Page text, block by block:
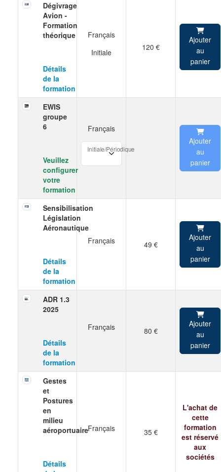
Dégivrage
Avion -
Formation
théorique
Détails
de la
formation
Français
Initiale
120 €
Ajouter
au
panier
EWIS
groupe
6
Veuillez
configurer
votre
formation
Français
Initiale/Périodique
Ajouter
au
panier
Sensibilisation
Législation
Aéronautique
Détails
de la
formation
Français 49 €
Ajouter
au
panier
ADR 1.3
2025
Détails
de la
formation
Français 80 €
Ajouter
au
panier
Gestes
et
Postures
en
milieu
aéroportuaire
Détails
Français 35 €
L'achat de
cette
formation
est réservé
aux
sociétés